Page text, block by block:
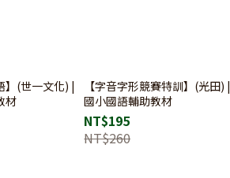
】(世一文化) |
材
【字音字形競賽特訓】(光田) |
國小國語輔助教材
NT$195
NT$260